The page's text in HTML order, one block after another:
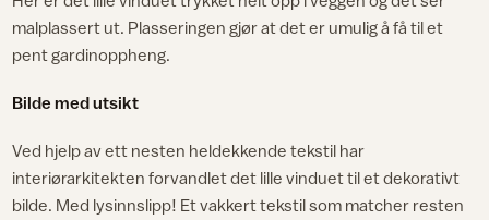
malplassert ut. Plasseringen gjør at det er umulig å få til et
pent gardinoppheng.
Bilde med utsikt
Ved hjelp av ett nesten heldekkende tekstil har
interiørarkitekten forvandlet det lille vinduet til et dekorativt
bilde. Med lysinnslipp! Et vakkert tekstil som matcher resten